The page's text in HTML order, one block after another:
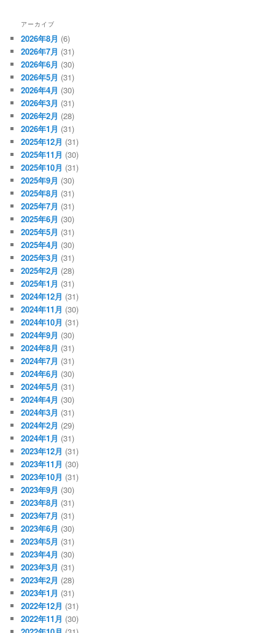
アーカイブ
2026年8月 (6)
2026年7月 (31)
2026年6月 (30)
2026年5月 (31)
2026年4月 (30)
2026年3月 (31)
2026年2月 (28)
2026年1月 (31)
2025年12月 (31)
2025年11月 (30)
2025年10月 (31)
2025年9月 (30)
2025年8月 (31)
2025年7月 (31)
2025年6月 (30)
2025年5月 (31)
2025年4月 (30)
2025年3月 (31)
2025年2月 (28)
2025年1月 (31)
2024年12月 (31)
2024年11月 (30)
2024年10月 (31)
2024年9月 (30)
2024年8月 (31)
2024年7月 (31)
2024年6月 (30)
2024年5月 (31)
2024年4月 (30)
2024年3月 (31)
2024年2月 (29)
2024年1月 (31)
2023年12月 (31)
2023年11月 (30)
2023年10月 (31)
2023年9月 (30)
2023年8月 (31)
2023年7月 (31)
2023年6月 (30)
2023年5月 (31)
2023年4月 (30)
2023年3月 (31)
2023年2月 (28)
2023年1月 (31)
2022年12月 (31)
2022年11月 (30)